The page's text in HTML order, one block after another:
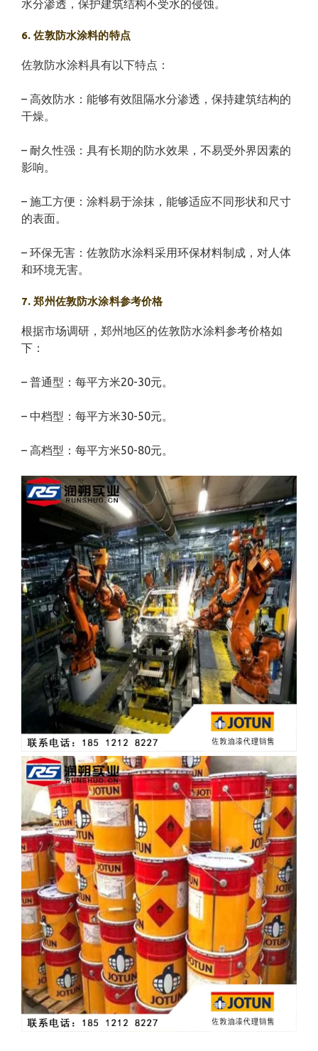
水分渗透，保护建筑结构不受水的侵蚀。
6. 佐敦防水涂料的特点
佐敦防水涂料具有以下特点：
– 高效防水：能够有效阻隔水分渗透，保持建筑结构的
干燥。
– 耐久性强：具有长期的防水效果，不易受外界因素的
影响。
– 施工方便：涂料易于涂抹，能够适应不同形状和尺寸
的表面。
– 环保无害：佐敦防水涂料采用环保材料制成，对人体
和环境无害。
7. 郑州佐敦防水涂料参考价格
根据市场调研，郑州地区的佐敦防水涂料参考价格如
下：
– 普通型：每平方米20-30元。
– 中档型：每平方米30-50元。
– 高档型：每平方米50-80元。